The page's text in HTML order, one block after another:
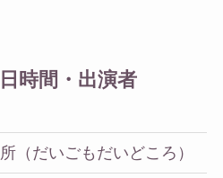
時間・出演者
（だいごもだいどころ）